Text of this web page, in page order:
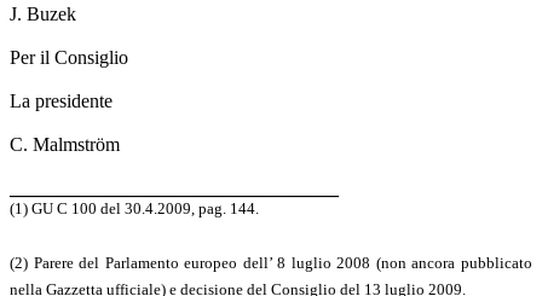
J. Buzek
Per il Consiglio
La presidente
C. Malmström
(1) GU C 100 del 30.4.2009, pag. 144.
(2) Parere del Parlamento europeo dell’ 8 luglio 2008 (non ancora pubblicato
nella Gazzetta ufficiale) e decisione del Consiglio del 13 luglio 2009.